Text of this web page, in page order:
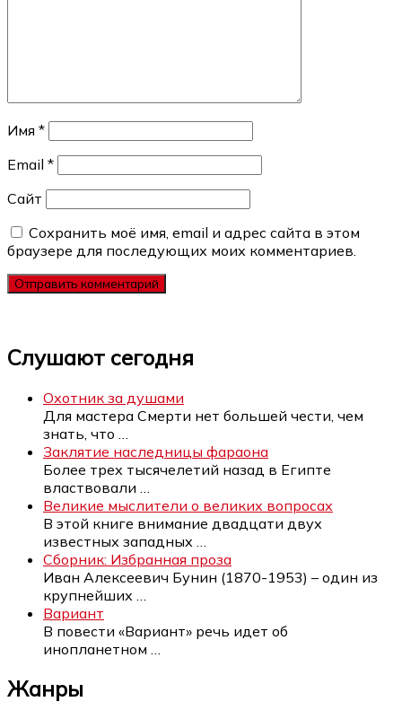
Имя *
Email *
Сайт
Сохранить моё имя, email и адрес сайта в этом
браузере для последующих моих комментариев.
Слушают сегодня
Охотник за душами
Для мастера Смерти нет большей чести, чем
знать, что
Заклятие наследницы фараона
Более трех тысячелетий назад в Египте
властвовали
Великие мыслители о великих вопросах
В этой книге внимание двадцати двух
известных западных
Сборник: Избранная проза
Иван Алексеевич Бунин (1870-1953) – один из
крупнейших
Вариант
В повести «Вариант» речь идет об
инопланетном
Жанры